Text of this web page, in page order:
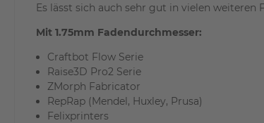
Es lässt sich auch sehr gut in vielen
Mit 1.75mm Fadendurchmesser:
Craftbot Flow Serie
Raise3D Pro2 Serie
ZMorph Fabricator
RepRap (Mendel, Huxley, Prusa)
Felixprinters